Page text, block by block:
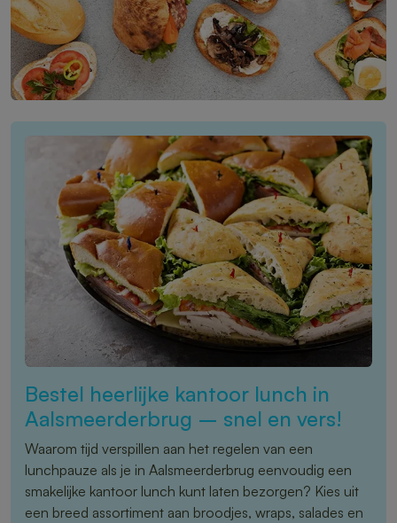
Bestel heerlijke kantoor lunch in
Aalsmeerderbrug – snel en vers!
Waarom tijd verspillen aan het regelen van een
lunchpauze als je in Aalsmeerderbrug eenvoudig een
smakelijke kantoor lunch kunt laten bezorgen? Kies uit
een breed assortiment aan broodjes, wraps, salades en